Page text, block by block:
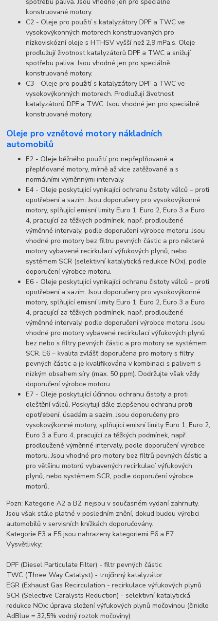
spotřebu paliva. Jsou vhodné jen pro speciálně
konstruované motory.
C2 - Oleje pro použití s katalyzátory DPF a TWC ve
vysokovýkonných motorech konstruovaných pro
nízkoviskózní oleje s HTHSV vyšší než 2,9 mPa.s. Oleje
prodlužují životnost katalyzátorů DPF a TWC a snižují
spotřebu paliva. Jsou vhodné jen pro speciálně
konstruované motory.
C3 - Oleje pro použití s katalyzátory DPF a TWC ve
vysokovýkonných motorech. Prodlužují životnost
katalyzátorů DPF a TWC. Jsou vhodné jen pro speciálně
konstruované motory.
Oleje pro vznětové motory nákladních
automobilů
E2 - Oleje běžného použití pro nepřeplňované a
přeplňované motory, mírně až více zatěžované a s
normálními výměnnými intervaly.
E4 - Oleje poskytující vynikající ochranu čistoty válců – proti
opotřebení a sazím. Jsou doporučeny pro vysokovýkonné
motory, splňující emisní limity Euro 1, Euro 2, Euro 3 a Euro
4, pracující za těžkých podmínek, např. prodloužené
výměnné intervaly, podle doporučení výrobce motoru. Jsou
vhodné pro motory bez filtru pevných částic a pro některé
motory vybavené recirkulací výfukových plynů, nebo
systémem SCR (selektivní katalytická redukce NOx), podle
doporučení výrobce motoru.
E6 - Oleje poskytující vynikající ochranu čistoty válců – proti
opotřebení a sazím. Jsou doporučeny pro vysokovýkonné
motory, splňující emisní limity Euro 1, Euro 2, Euro 3 a Euro
4, pracující za těžkých podmínek, např. prodloužené
výměnné intervaly, podle doporučení výrobce motoru. Jsou
vhodné pro motory vybavené recirkulací výfukových plynů
bez nebo s filtry pevných částic a pro motory se systémem
SCR. E6 – kvalita zvlášť doporučena pro motory s filtry
pevných částic a je kvalifikována v kombinaci s palivem s
nízkým obsahem síry (max. 50 ppm). Dodržujte však vždy
doporučení výrobce motoru.
E7 - Oleje poskytující účinnou ochranu čistoty a proti
oleštění válců. Poskytují dále zlepšenou ochranu proti
opotřebení, úsadám a sazím. Jsou doporučeny pro
vysokovýkonné motory, splňující emisní limity Euro 1, Euro 2,
Euro 3 a Euro 4, pracující za těžkých podmínek, např.
prodloužené výměnné intervaly, podle doporučení výrobce
motoru. Jsou vhodné pro motory bez filtrů pevných částic a
pro většinu motorů vybavených recirkulací výfukových
plynů, nebo systémem SCR, podle doporučení výrobce
motorů.
Pozn: Kategorie A2 a B2, nejsou v současném vydaní zahrnuty.
Jsou však stále platné v posledním znění, dokud budou výrobci
automobilů v servisních knížkách doporučovány.
Kategorie E3 a E5 jsou nahrazeny kategoriemi E6 a E7.
Vysvětlivky:
DPF (Diesel Particulate Filter) - filtr pevných částic
TWC (Three Way Catalyst) - trojčinný katalyzátor
EGR (Exhaust Gas Recirculation - recirkulace výfukových plynů
SCR (Selective Caralysts Reduction) - selektivní katalytická
redukce NOx: úprava složení výfukových plynů močovinou (činidlo
AdBlue = 32,5% vodný roztok močoviny)